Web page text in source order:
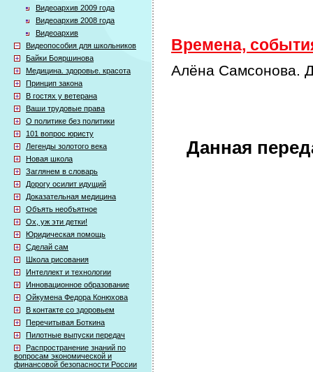
Видеоархив 2009 года
Видеоархив 2008 года
Видеоархив
Видеопособия для школьников
Байки Бояршинова
Медицина. здоровье. красота
Принцип закона
В гостях у ветерана
Ваши трудовые права
О политике без политики
101 вопрос юристу
Легенды золотого века
Новая школа
Заглянем в словарь
Дорогу осилит идущий
Доказательная медицина
Объять необъятное
Ох, уж эти детки!
Юридическая помощь
Сделай сам
Школа рисования
Интеллект и технологии
Инновационное образование
Ойкумена Федора Конюхова
В контакте со здоровьем
Перечитывая Боткина
Пилотные выпуски передач
Распространение знаний по
вопросам экономической и
финансовой безопасности России
Времена,
Алёна Самсонова.
Данная